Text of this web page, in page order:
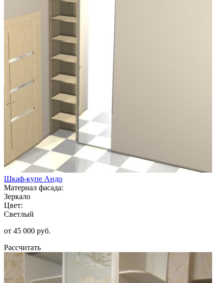
Шкаф-купе Андо
Материал фасада:
Зеркало
Цвет:
Светлый
от 45 000 руб.
Рассчитать